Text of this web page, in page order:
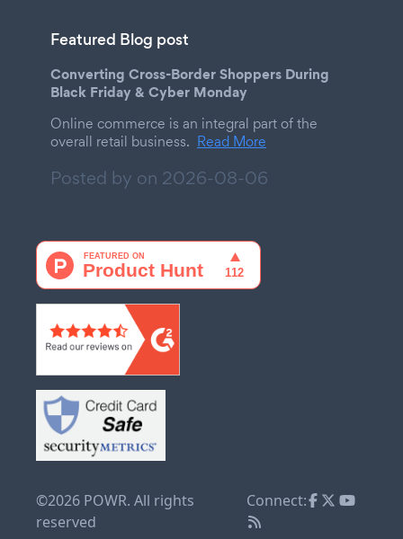
Featured Blog post
Converting Cross-Border Shoppers During
Black Friday & Cyber Monday
Online commerce is an integral part of the
overall retail business. Read More
Posted by on 2026-08-06
©2026 POWR. All rights
reserved
Connect: